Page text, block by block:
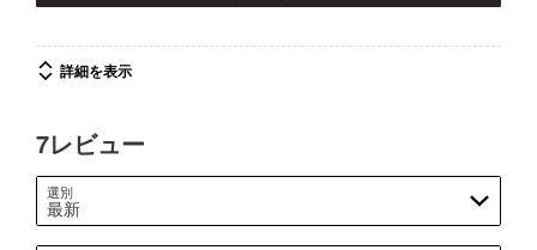
詳細を表示
7レビュー
選別
最新